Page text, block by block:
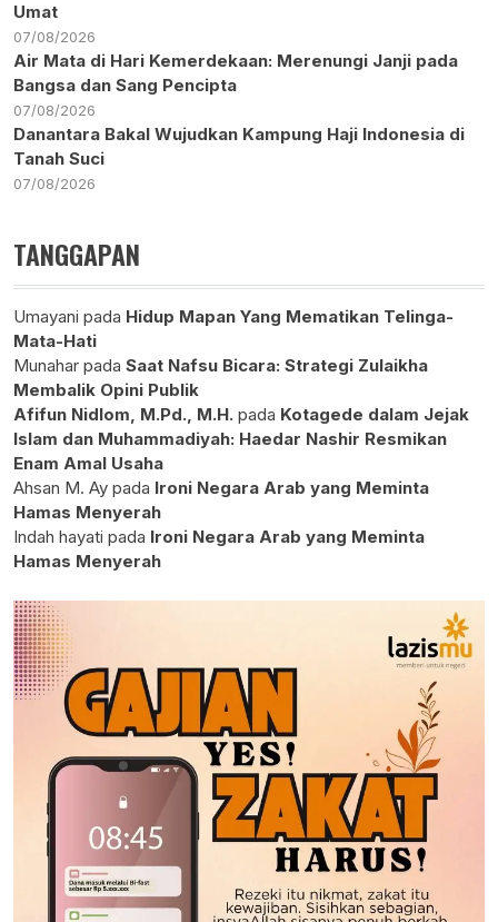
Umat
07/08/2026
Air Mata di Hari Kemerdekaan: Merenungi Janji pada
Bangsa dan Sang Pencipta
07/08/2026
Danantara Bakal Wujudkan Kampung Haji Indonesia di
Tanah Suci
07/08/2026
TANGGAPAN
Umayani pada Hidup Mapan Yang Mematikan Telinga-
Mata-Hati
Munahar pada Saat Nafsu Bicara: Strategi Zulaikha
Membalik Opini Publik
Afifun Nidlom, M.Pd., M.H. pada Kotagede dalam Jejak
Islam dan Muhammadiyah: Haedar Nashir Resmikan
Enam Amal Usaha
Ahsan M. Ay pada Ironi Negara Arab yang Meminta
Hamas Menyerah
Indah hayati pada Ironi Negara Arab yang Meminta
Hamas Menyerah